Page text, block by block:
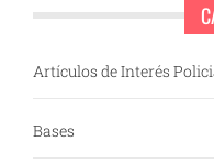
Artículos de Interés
Bases